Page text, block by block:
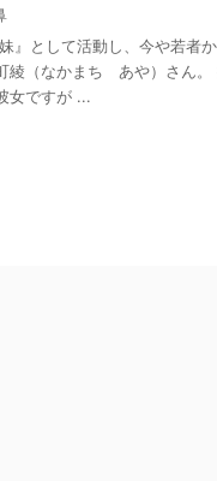
』として活動し、今や若者
綾（なかまち あや）さん。
女ですが ...